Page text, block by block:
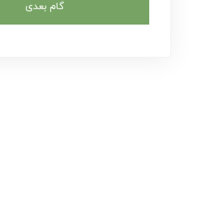
گام بعدی